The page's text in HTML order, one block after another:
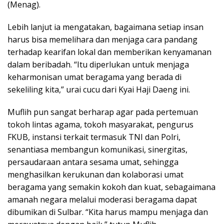
(Menag).
Lebih lanjut ia mengatakan, bagaimana setiap insan
harus bisa memelihara dan menjaga cara pandang
terhadap kearifan lokal dan memberikan kenyamanan
dalam beribadah. “Itu diperlukan untuk menjaga
keharmonisan umat beragama yang berada di
sekeliling kita,” urai cucu dari Kyai Haji Daeng ini.
Muflih pun sangat berharap agar pada pertemuan
tokoh lintas agama, tokoh masyarakat, pengurus
FKUB, instansi terkait termasuk TNI dan Polri,
senantiasa membangun komunikasi, sinergitas,
persaudaraan antara sesama umat, sehingga
menghasilkan kerukunan dan kolaborasi umat
beragama yang semakin kokoh dan kuat, sebagaimana
amanah negara melalui moderasi beragama dapat
dibumikan di Sulbar. “Kita harus mampu menjaga dan